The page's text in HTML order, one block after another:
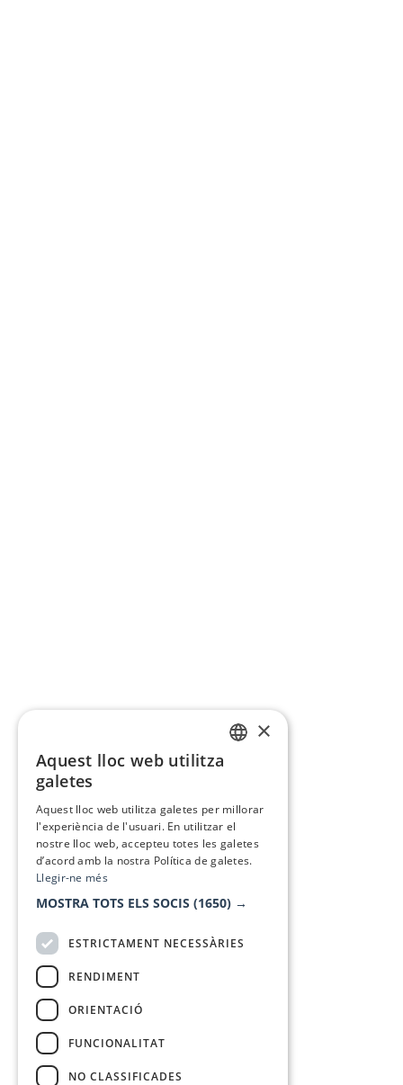
×
Aquest lloc web utilitza
galetes
Aquest lloc web utilitza galetes per millorar
l'experiència de l'usuari. En utilitzar el
nostre lloc web, accepteu totes les galetes
d’acord amb la nostra Política de galetes.
Llegir-ne més
MOSTRA TOTS ELS SOCIS (1650) →
ESTRICTAMENT NECESSÀRIES
RENDIMENT
ORIENTACIÓ
FUNCIONALITAT
NO CLASSIFICADES